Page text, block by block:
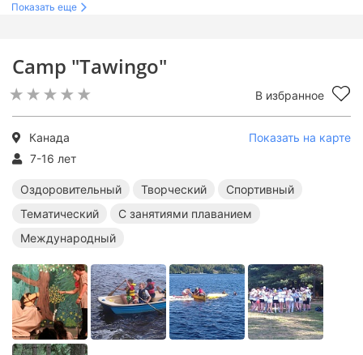
Camp "Tawingo"
В избранное
Канада
Показать на карте
7-16 лет
Оздоровительный Творческий
Спортивный
Тематический
С занятиями плаванием
Международный
Лагеря в Канаде
Творческие лагеря за границей
Спортивные лагеря за границей
Лагеря с занятиями плаванием за границей
Международные лагеря за границей
Показать еще